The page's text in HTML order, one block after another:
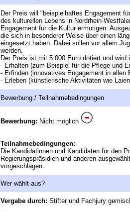
Der Preis will "beispielhaftes Engagement
des kulturellen Lebens in Nordrhein-
Engagement für die Kultur ermutigen.
die sich in besonderer Weise über einen
eingesetzt haben. Dabei sollen vor allem
werden.
Der Preis ist mit 5.000 Euro dotiert und wird
- Erhalten (zum Beispiel für die Pflege und
- Erfinden (innovatives Engagement in allen
- Erleben (künstlerische Aktivitäten wie
Bewerbung / Teilnahmebedingungen
Bewerbung: Nicht möglich
Teilnahmebedingungen:
Die Kandidatinnen und Kandidaten für den
Regierungspräsidien und anderen
vorgeschlagen.
Wer wählt aus?
Vergabe durch: Stifter und Fachjury